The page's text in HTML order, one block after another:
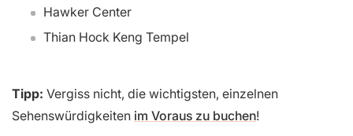
Hawker Center
Thian Hock Keng Tempel
Tipp: Vergiss nicht, die wichtigsten, einzelnen
Sehenswürdigkeiten im Voraus zu buchen!